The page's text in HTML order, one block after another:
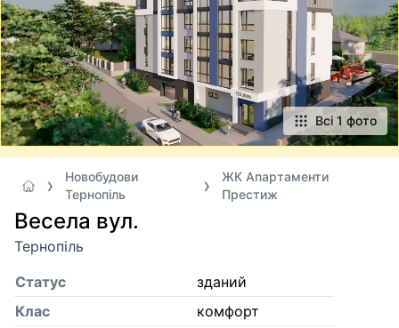
Всі 1 фото
Новобудови
Тернопіль
ЖК Апартаменти
Престиж
Весела вул.
Тернопіль
Статус
зданий
Клас
комфорт